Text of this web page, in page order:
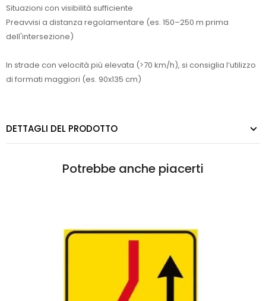
Situazioni con visibilità sufficiente
Preavvisi a distanza regolamentare (es. 150–250 m prima
dell'intersezione)
In strade con velocità più elevata (>70 km/h), si consiglia l’utilizzo
di formati maggiori (es. 90x135 cm)
DETTAGLI DEL PRODOTTO
Potrebbe anche piacerti